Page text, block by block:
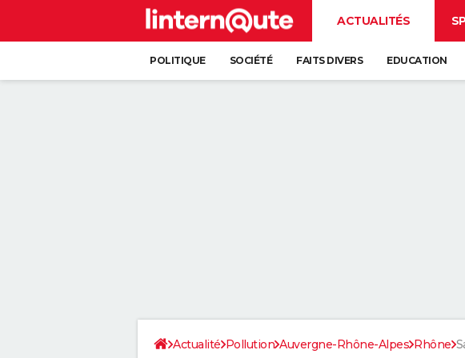
ACTUALITÉS
POLITIQUE SOCIÉTÉ FAITS DIVERS EDUCATION
Actualité Pollution Auvergne-Rhône-Alpes Rhône